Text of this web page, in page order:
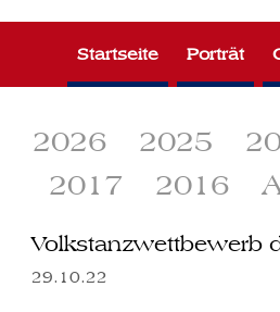
2026 2025
2017
2016
Startseite Porträt
Volkstanzwettbewerb
29.10.22